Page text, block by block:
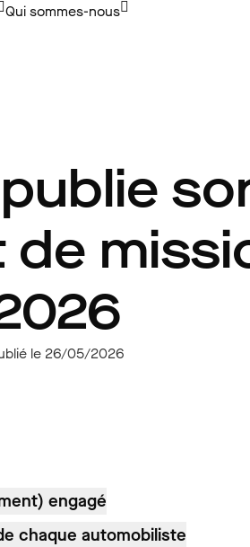
Qui sommes-nous
le 26/05/2026
engagé
chaque automobiliste